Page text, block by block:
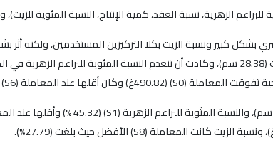
الزهرية، نسبة العقد، كمية الإنتاج، النسبة المئوية